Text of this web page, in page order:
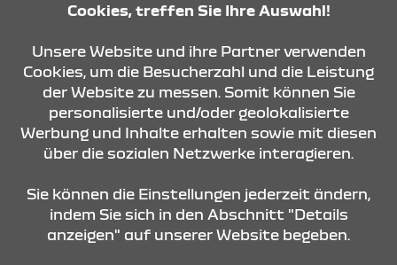
lückenlos nach Herstellervorgaben gewartet
KONTAKT & ANFAHRT
Cookies, treffen Sie Ihre Auswahl!
Unsere Website und ihre Partner verwenden
Cookies, um die Besucherzahl und die Leistung
der Website zu messen. Somit können Sie
personalisierte und/oder geolokalisierte
Werbung und Inhalte erhalten sowie mit diesen
über die sozialen Netzwerke interagieren.
Sie können die Einstellungen jederzeit ändern,
indem Sie sich in den Abschnitt "Details
anzeigen" auf unserer Website begeben.